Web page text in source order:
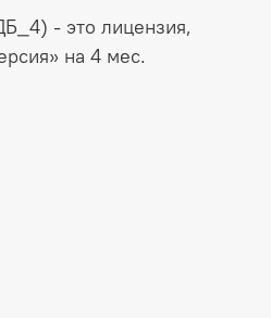
- это лицензия,
на 4 мес.